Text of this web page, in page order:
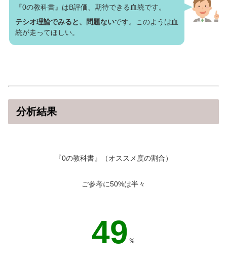
『0の教科書』はB評価、期待できる血統です。
テシオ理論でみると、問題ないです。このようは血
統が走ってほしい。
分析結果
『0の教科書』（オススメ度の割合）
ご参考に50%は半々
29 ％